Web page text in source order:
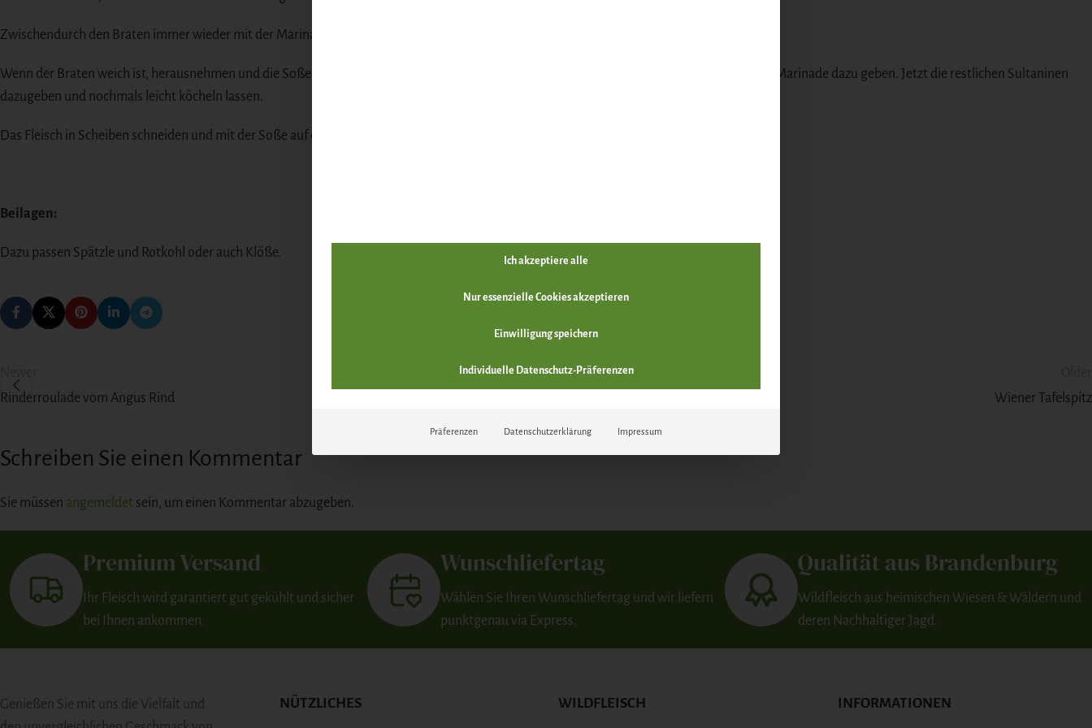
Zwischendurch den Braten immer wieder mit der Marinade beträufeln.
Wenn der Braten weich ist, herausnehmen und die Soße mit dem Wurzelgemüse pürieren. Je nach Konsistenz evtl. etwas Rinderbrühe oder Marinade dazu geben. Jetzt die restlichen Sultaninen
dazugeben und nochmals leicht köcheln lassen.
Das Fleisch in Scheiben schneiden und mit der Soße auf einen vorgewärmten Teller anrichten.
Beilagen:
Dazu passen Spätzle und Rotkohl oder auch Klöße.
Rinderroulade vom Angus Rind
Wiener Tafelspitz
Schreiben Sie einen Kommentar
Sie müssen angemeldet sein, um einen Kommentar abzugeben.
Premium Versand
Ihr Fleisch wird garantiert gut gekühlt und sicher
bei Ihnen ankommen.
Wunschliefertag
Wählen Sie Ihren Wunschliefertag und wir liefern
punktgenau via Express.
Qualität aus Brandenburg
Wildfleisch aus heimischen Wiesen & Wäldern und
deren Nachhaltiger Jagd.
Genießen Sie mit uns die Vielfalt und
NÜTZLICHES WILDFLEISCH INFORMATIONEN
Ich akzeptiere alle
Nur essenzielle Cookies akzeptieren
Einwilligung speichern
Individuelle Datenschutz-Präferenzen
Präferenzen Datenschutzerklärung Impressum